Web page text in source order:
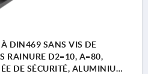
DIN469 SANS VIS DE
RAINURE D2=10, A=80,
DE SÉCURITÉ, ALUMINIUM